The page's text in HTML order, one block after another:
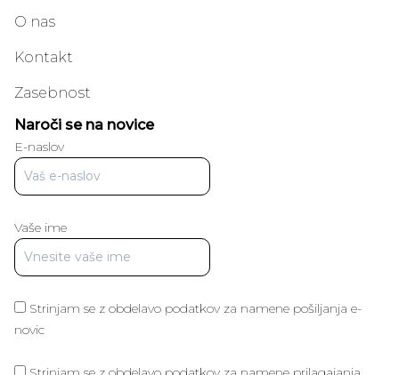
O nas
Kontakt
Zasebnost
Naroči se na novice
E-naslov
Vaše ime
Strinjam se z obdelavo podatkov za namene pošiljanja e-
novic